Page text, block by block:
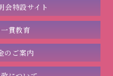
会特設サイト
貫教育
のご案内